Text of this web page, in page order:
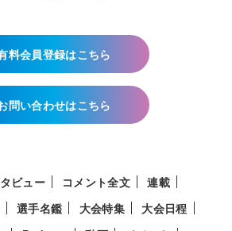
料会員登録はこちら
問い合わせはこちら
ビュー コメント全文
連載
選手名鑑 大会特集
大会日程